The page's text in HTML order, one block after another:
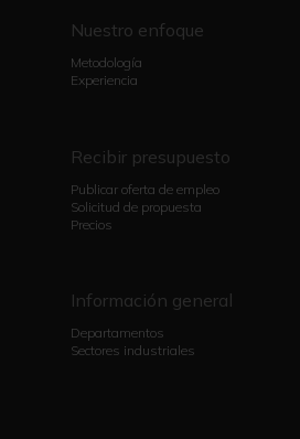
Nuestro enfoque
Metodología
Experiencia
Recibir presupuesto
Publicar oferta de empleo
Solicitud de propuesta
Precios
Información general
Departamentos
Sectores industriales